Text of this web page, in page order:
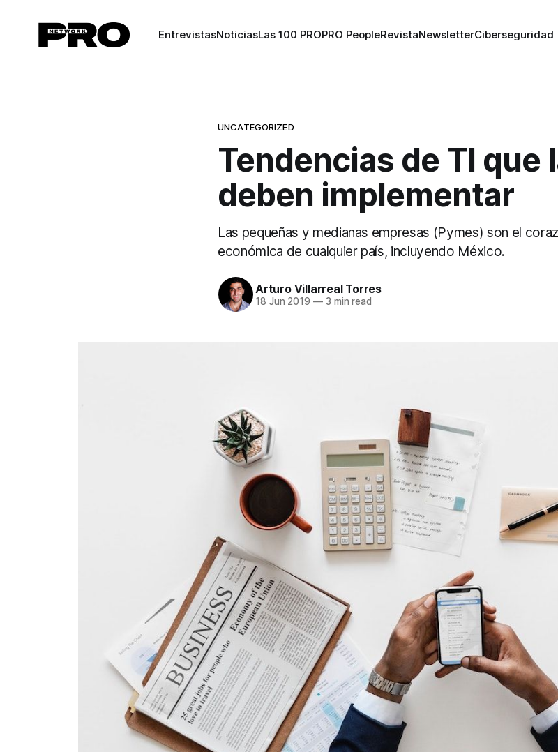
EntrevistasNoticiasLas 100 PROPRO PeopleRevistaNewsletterCiberseguridad
UNCATEGORIZED
Tendencias de TI que
deben implementar
Las pequeñas y medianas empresas (Pymes) son el
económica de cualquier país, incluyendo México.
Arturo Villarreal Torres
18 Jun 2019 —3 min read